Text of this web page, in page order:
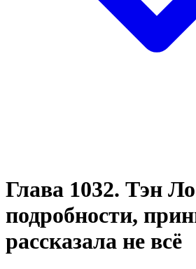
Глава 1032. Тэн
подробности,
рассказала не всё